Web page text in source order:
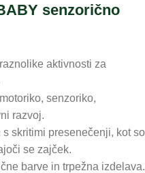
senzorično
aktivnosti za
senzoriko,
razvoj.
skritimi presenečenji, kot so
se zajček.
barve in trpežna izdelava.